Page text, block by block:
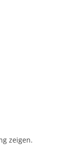
zeigen.